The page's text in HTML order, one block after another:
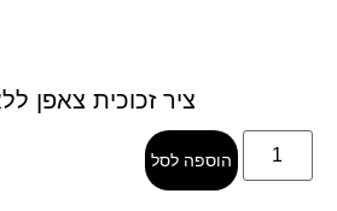
ציר זכוכית צאפן
הוספה לסל